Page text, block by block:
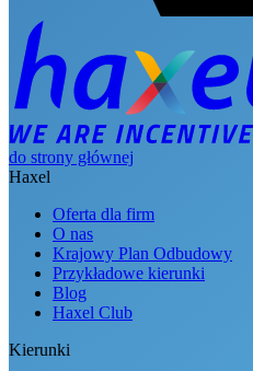
do strony głównej
Haxel
Oferta dla firm
O nas
Krajowy Plan Odbudowy
Przykładowe kierunki
Blog
Haxel Club
Kierunki